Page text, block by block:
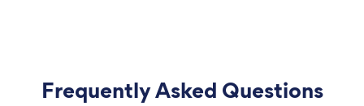
Frequently Asked Questions